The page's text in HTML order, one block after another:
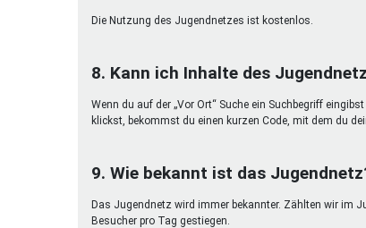
Die Nutzung des Jugendnetzes ist kostenlos.
8. Kann ich Inhalte des
Wenn du auf der „Vor Ort“ Suche ein Suchbegriff
klickst, bekommst du einen kurzen Code, mit dem du
9. Wie bekannt ist das
Das Jugendnetz wird immer bekannter. Zählten wir im
Besucher pro Tag gestiegen.